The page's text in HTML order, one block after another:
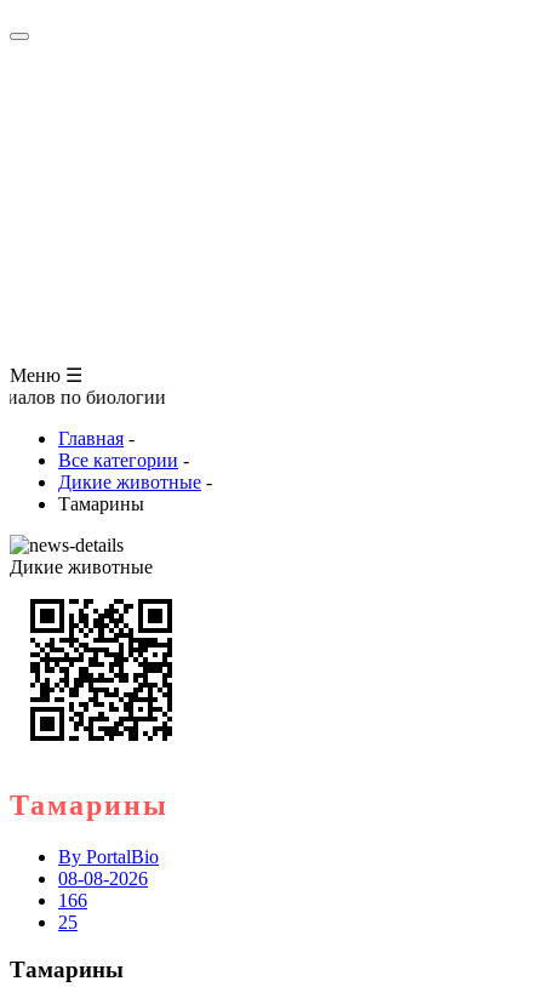
Меню ☰
Главная -
Все категории -
Дикие животные -
Тамарины
Дикие животные
Тамарины
By PortalBio
08-08-2026
166
25
Тамарины